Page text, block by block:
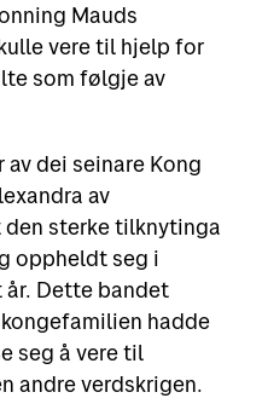
Mauds
vere til hjelp for
som følgje av
dei seinare Kong
av
sterke tilknytinga
oppheldt seg i
år. Dette bandet
hadde
seg å vere til
andre verdskrigen.